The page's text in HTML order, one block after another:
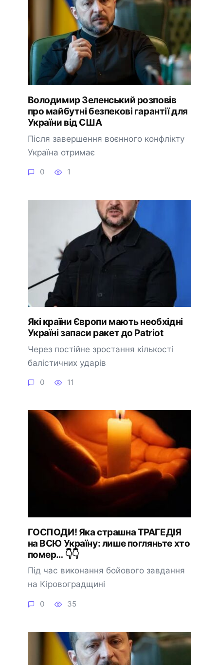
Володимир Зеленський розповів
про майбутні безпекові гарантії для
України від США
Після завершення воєнного конфлікту
Україна отримає
0 1
Які країни Європи мають необхідні
Україні запаси ракет до Patriot
Через постійне зростання кількості
балістичних ударів
0 11
ГOCПOДИ! Якa cтpaшнa ТPAГEДIЯ
нa BCЮ Укpaїнy: лишe погляньтe xто
помep… 👇👇
Під час виконання бойового завдання
на Кіровоградщині
0 35